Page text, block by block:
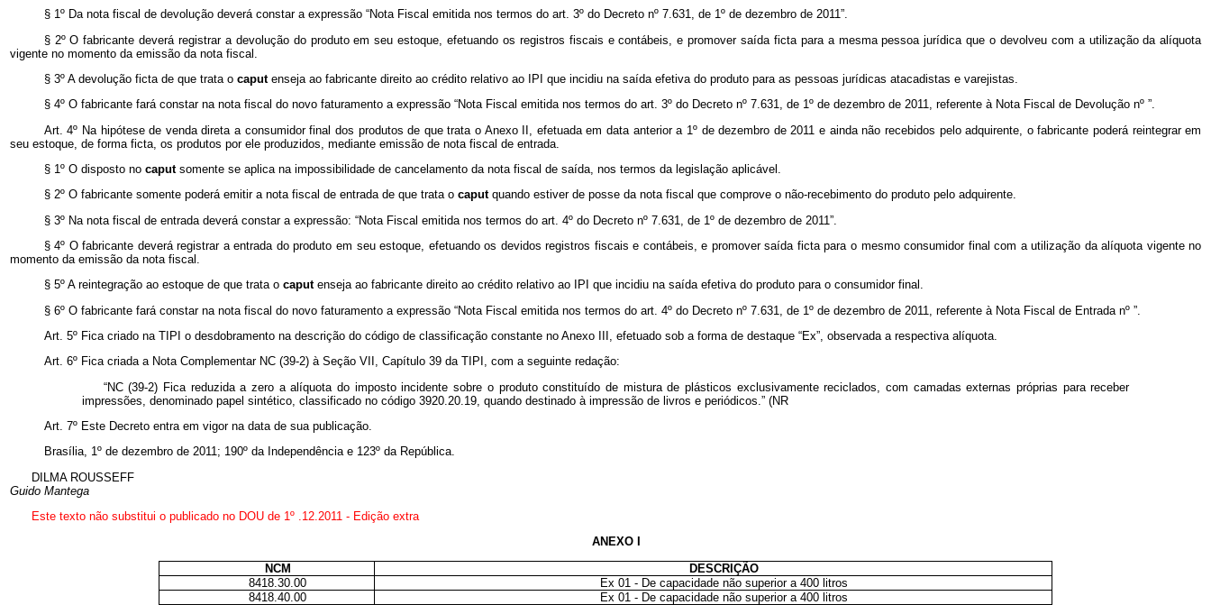
§ 1º Da nota fiscal de devolução deverá constar a expressão “Nota Fiscal emitida nos termos do art. 3º do Decreto nº 7.631, de 1º de dezembro de 2011”.
§ 2º O fabricante deverá registrar a devolução do produto em seu estoque, efetuando os registros fiscais e contábeis, e promover saída ficta para a mesma pessoa jurídica que o devolveu com a utilização da alíquota
vigente no momento da emissão da nota fiscal.
§ 3º A devolução ficta de que trata o caput enseja ao fabricante direito ao crédito relativo ao IPI que incidiu na saída efetiva do produto para as pessoas jurídicas atacadistas e varejistas.
§ 4º O fabricante fará constar na nota fiscal do novo faturamento a expressão “Nota Fiscal emitida nos termos do art. 3º do Decreto nº 7.631, de 1º de dezembro de 2011, referente à Nota Fiscal de Devolução nº ”.
Art. 4º Na hipótese de venda direta a consumidor final dos produtos de que trata o Anexo II, efetuada em data anterior a 1º de dezembro de 2011 e ainda não recebidos pelo adquirente, o fabricante poderá reintegrar em
seu estoque, de forma ficta, os produtos por ele produzidos, mediante emissão de nota fiscal de entrada.
§ 1º O disposto no caput somente se aplica na impossibilidade de cancelamento da nota fiscal de saída, nos termos da legislação aplicável.
§ 2º O fabricante somente poderá emitir a nota fiscal de entrada de que trata o caput quando estiver de posse da nota fiscal que comprove o não-recebimento do produto pelo adquirente.
§ 3º Na nota fiscal de entrada deverá constar a expressão: “Nota Fiscal emitida nos termos do art. 4º do Decreto nº 7.631, de 1º de dezembro de 2011”.
§ 4º O fabricante deverá registrar a entrada do produto em seu estoque, efetuando os devidos registros fiscais e contábeis, e promover saída ficta para o mesmo consumidor final com a utilização da alíquota vigente no
momento da emissão da nota fiscal.
§ 5º A reintegração ao estoque de que trata o caput enseja ao fabricante direito ao crédito relativo ao IPI que incidiu na saída efetiva do produto para o consumidor final.
§ 6º O fabricante fará constar na nota fiscal do novo faturamento a expressão “Nota Fiscal emitida nos termos do art. 4º do Decreto nº 7.631, de 1º de dezembro de 2011, referente à Nota Fiscal de Entrada nº ”.
Art. 5º Fica criado na TIPI o desdobramento na descrição do código de classificação constante no Anexo III, efetuado sob a forma de destaque “Ex”, observada a respectiva alíquota.
Art. 6º Fica criada a Nota Complementar NC (39-2) à Seção VII, Capítulo 39 da TIPI, com a seguinte redação:
“NC (39-2) Fica reduzida a zero a alíquota do imposto incidente sobre o produto constituído de mistura de plásticos exclusivamente reciclados, com camadas externas próprias para receber
impressões, denominado papel sintético, classificado no código 3920.20.19, quando destinado à impressão de livros e periódicos.” (NR
Art. 7º Este Decreto entra em vigor na data de sua publicação.
Brasília, 1º de dezembro de 2011; 190º da Independência e 123º da República.
DILMA ROUSSEFF
Guido Mantega
Este texto não substitui o publicado no DOU de 1º .12.2011 - Edição extra
ANEXO I
NCM
DESCRIÇÃO
8418.30.00
Ex 01 - De capacidade não superior a 400 litros
8418.40.00
Ex 01 - De capacidade não superior a 400 litros